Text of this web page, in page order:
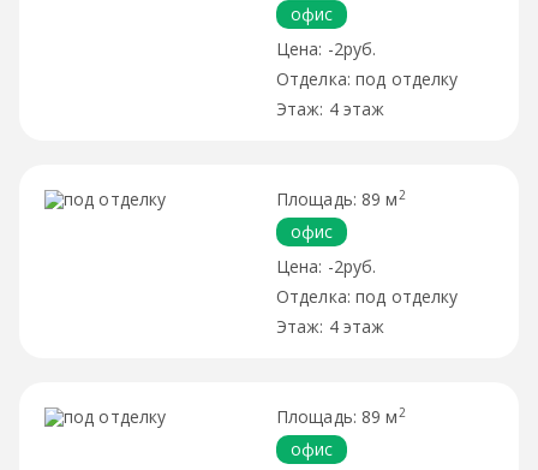
офис
-2руб.
под отделку
4 этаж
89 м 2
офис
-2руб.
под отделку
4 этаж
89 м 2
офис